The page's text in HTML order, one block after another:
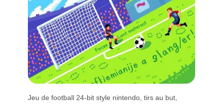
Jeu de football 24-bit style nintendo, tirs au but,